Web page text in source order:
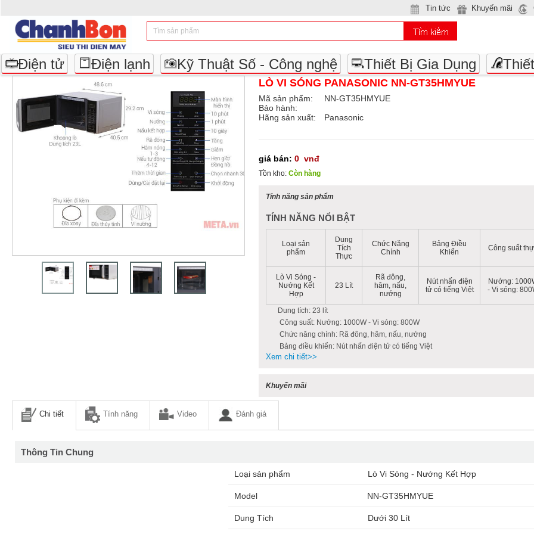
Tin tức Khuyến mãi
Điện tử Điện lạnh Kỹ Thuật Số - Công nghệ Thiết Bị Gia Dụng
LÒ VI SÓNG PANASONIC NN-GT35HMYUE
Mã sản phẩm:
NN-GT35HMYUE
Bảo hành:
Hãng sản xuất:
Panasonic
giá bán: 0 vnđ
Tồn kho: Còn hàng
Tính năng sản phẩm
TÍNH NĂNG NỔI BẬT
Loại sản
phẩm
Dung
Tích
Thực
Chức Năng
Chính
Bảng Điều
Khiển
Công suất
Lò Vi Sóng -
Nướng Kết
Hợp
23 Lít
Rã đông,
hâm, nấu,
nướng
Nút nhấn điện
tử có tiếng Việt
Nướng:
- Vi sóng:
Dung tích: 23 lít
Công suất: Nướng: 1000W - Vi sóng: 800W
Chức năng chính: Rã đông, hâm, nấu, nướng
Bảng điều khiển: Nút nhấn điện tử có tiếng Việt
Xem chi tiết>>
Khuyến mãi
Chi tiết Tính năng Video Đánh giá
Thông Tin Chung
Loại sản phẩm Lò Vi Sóng - Nướng Kết Hợp
Model NN-GT35HMYUE
Dung Tích Dưới 30 Lít